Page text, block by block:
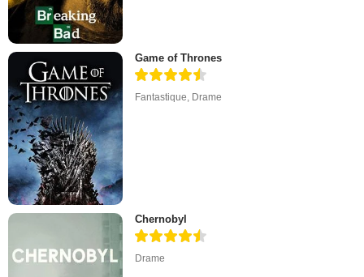
Game of Thrones
Fantastique, Drame
Chernobyl
Drame